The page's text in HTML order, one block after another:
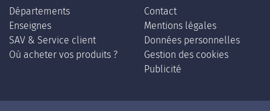
Départements
Enseignes
SAV & Service client
Où acheter vos produits ?
Contact
Mentions légales
Données personnelles
Gestion des cookies
Publicité